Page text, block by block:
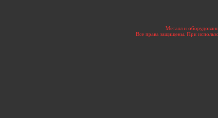
Металл и
Все права защищены. При